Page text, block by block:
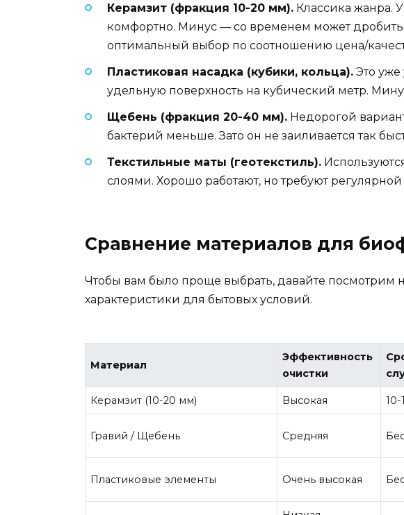
Керамзит (фракция 10-20 мм). Классика жанра.
комфортно. Минус — со временем может
оптимальный выбор по соотношению цена/
Пластиковая насадка (кубики, кольца). Это
удельную поверхность на кубический метр.
Щебень (фракция 20-40 мм). Недорогой
бактерий меньше. Зато он не заиливается так
Текстильные маты (геотекстиль).
слоями. Хорошо работают, но требуют
Сравнение материалов для
Чтобы вам было проще выбрать, давайте посмотрим
характеристики для бытовых условий.
Материал
Эффективность
очистки
Керамзит (10-20 мм) Высокая 10-
Гравий / Щебень Средняя
Пластиковые элементы Очень высокая